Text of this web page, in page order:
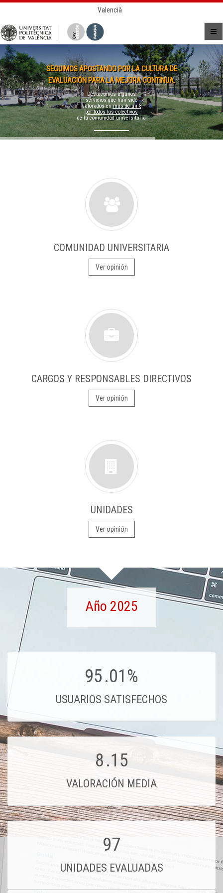
Valencià
SEGUIMOS APOSTANDO POR LA CULTURA DE
EVALUACIÓN PARA LA MEJORA CONTINUA.
Destacamos algunos
servicios que han sido
valorados enmás de un 8
por todos los colectivos
de la comunidad universitaria
COMUNIDAD UNIVERSITARIA
Ver opinión
CARGOS Y RESPONSABLES DIRECTIVOS
Ver opinión
UNIDADES
Ver opinión
Año 2025
95.01%
USUARIOS SATISFECHOS
8.15
VALORACIÓN MEDIA
97
UNIDADES EVALUADAS